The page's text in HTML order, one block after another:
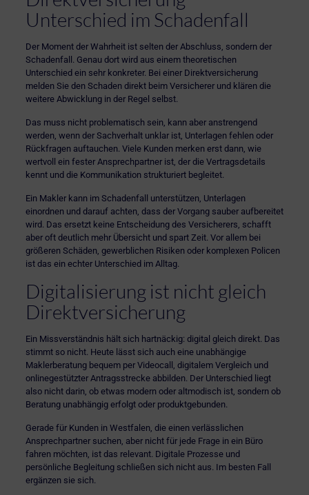
Unterschied im Schadenfall
Der Moment der Wahrheit ist selten der Abschluss, sondern der
Schadenfall. Genau dort wird aus einem theoretischen
Unterschied ein sehr konkreter. Bei einer Direktversicherung
melden Sie den Schaden direkt beim Versicherer und klären die
weitere Abwicklung in der Regel selbst.
Das muss nicht problematisch sein, kann aber anstrengend
werden, wenn der Sachverhalt unklar ist, Unterlagen fehlen oder
Rückfragen auftauchen. Viele Kunden merken erst dann, wie
wertvoll ein fester Ansprechpartner ist, der die Vertragsdetails
kennt und die Kommunikation strukturiert begleitet.
Ein Makler kann im Schadenfall unterstützen, Unterlagen
einordnen und darauf achten, dass der Vorgang sauber aufbereitet
wird. Das ersetzt keine Entscheidung des Versicherers, schafft
aber oft deutlich mehr Übersicht und spart Zeit. Vor allem bei
größeren Schäden, gewerblichen Risiken oder komplexen Policen
ist das ein echter Unterschied im Alltag.
Digitalisierung ist nicht gleich
Direktversicherung
Ein Missverständnis hält sich hartnäckig: digital gleich direkt. Das
stimmt so nicht. Heute lässt sich auch eine unabhängige
Maklerberatung bequem per Videocall, digitalem Vergleich und
onlinegestützter Antragsstrecke abbilden. Der Unterschied liegt
also nicht darin, ob etwas modern oder altmodisch ist, sondern ob
Beratung unabhängig erfolgt oder produktgebunden.
Gerade für Kunden in Westfalen, die einen verlässlichen
Ansprechpartner suchen, aber nicht für jede Frage in ein Büro
fahren möchten, ist das relevant. Digitale Prozesse und
persönliche Begleitung schließen sich nicht aus. Im besten Fall
ergänzen sie sich.